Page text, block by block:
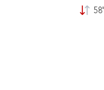
58'